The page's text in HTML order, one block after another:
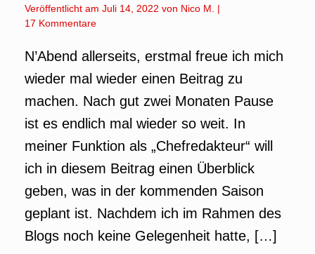
Veröffentlicht am Juli 14, 2022 von Nico M.
|
17 Kommentare
N’Abend allerseits, erstmal freue ich mich
wieder mal wieder einen Beitrag zu
machen. Nach gut zwei Monaten Pause
ist es endlich mal wieder so weit. In
meiner Funktion als „Chefredakteur“ will
ich in diesem Beitrag einen Überblick
geben, was in der kommenden Saison
geplant ist. Nachdem ich im Rahmen des
Blogs noch keine Gelegenheit hatte, […]